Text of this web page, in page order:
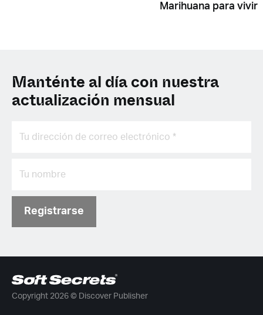
Marihuana para vivir
Manténte al día con nuestra
actualización mensual
Registrarse
Copyright 2026 © Discover Publisher